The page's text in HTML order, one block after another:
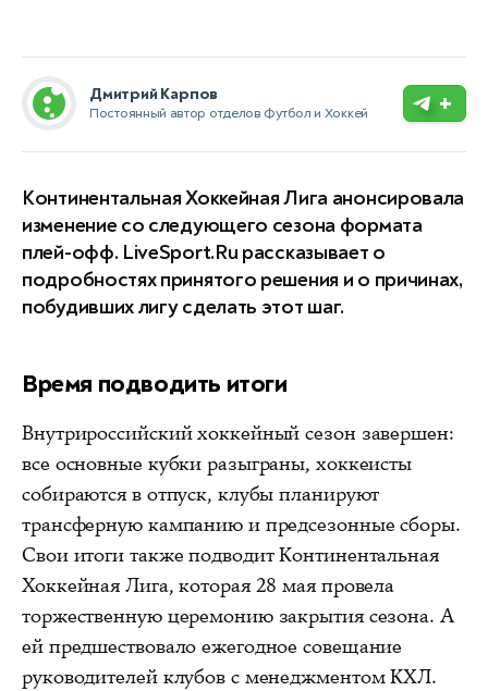
Дмитрий Карпов
Постоянный автор отделов Футбол и Хоккей +
Континентальная Хоккейная Лига анонсировала
изменение со следующего сезона формата
плей-офф. LiveSport.Ru рассказывает о
подробностях принятого решения и о причинах,
побудивших лигу сделать этот шаг.
Время подводить итоги
Внутрироссийский хоккейный сезон завершен:
все основные кубки разыграны, хоккеисты
собираются в отпуск, клубы планируют
трансферную кампанию и предсезонные сборы.
Свои итоги также подводит Континентальная
Хоккейная Лига, которая 28 мая провела
торжественную церемонию закрытия сезона. А
ей предшествовало ежегодное совещание
руководителей клубов с менеджментом КХЛ.